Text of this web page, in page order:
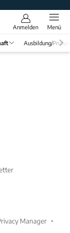
Anmelden Menü
Ausbildung/
Manager